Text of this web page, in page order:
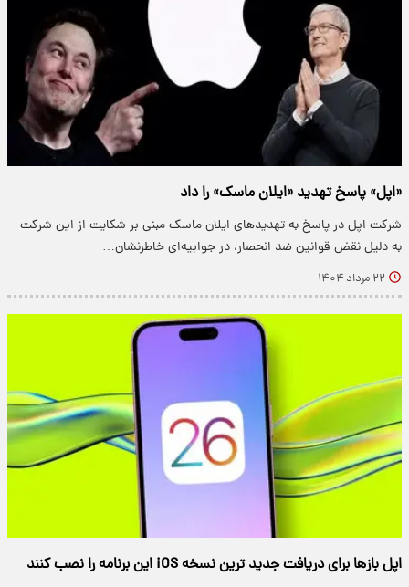
«اپل» پاسخ تهدید «ایلان ماسک» را داد
شرکت اپل در پاسخ به تهدیدهای ایلان ماسک مبنی بر شکایت از این شرکت
به دلیل نقض قوانین ضد انحصار، در جوابیه‌ای خاطرنشان…
۲۲ مرداد ۱۴۰۴
اپل بازها برای دریافت جدید ترین نسخه iOS این برنامه را نصب کنند